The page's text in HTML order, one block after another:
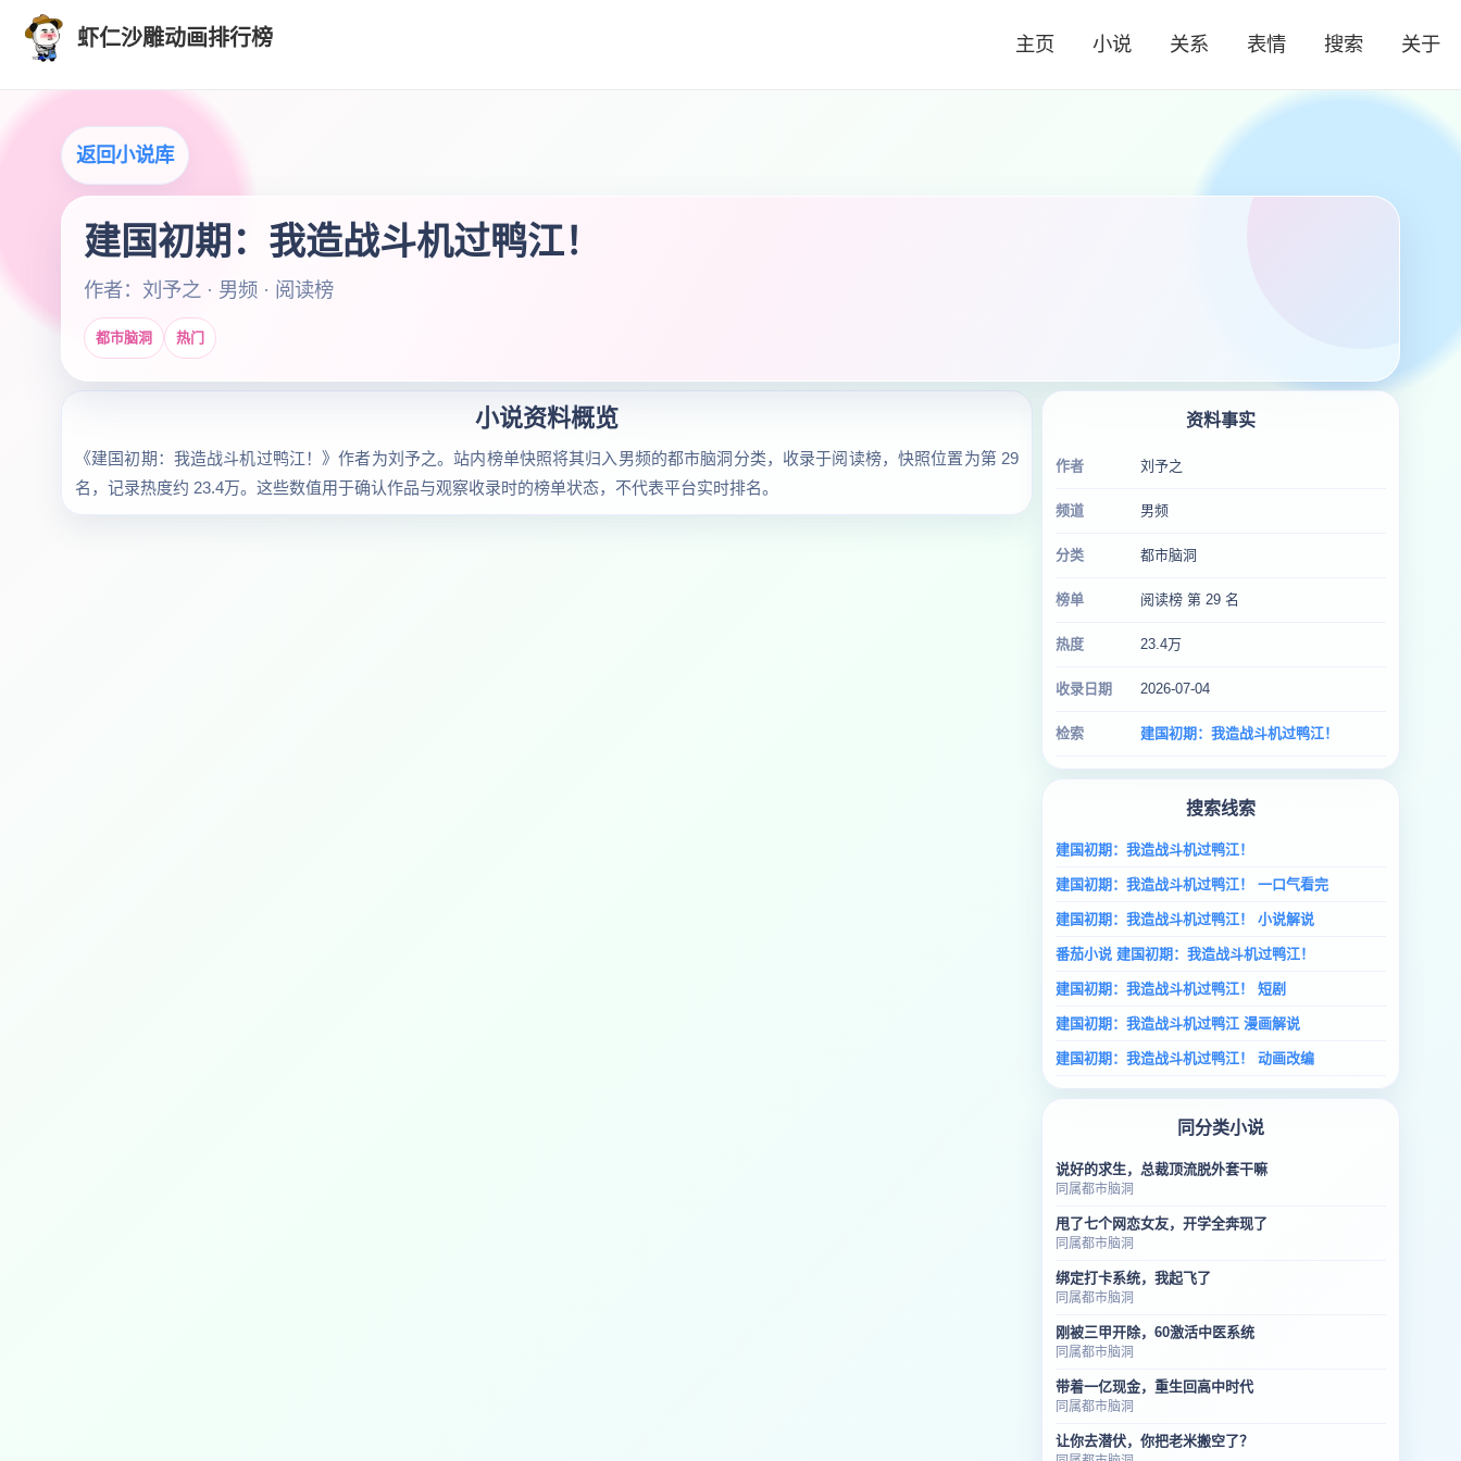
虾仁沙雕动画排行榜 主页 小说 关系 表情 搜索 关于
返回小说库
建国初期：我造战斗机过鸭江！
作者：刘予之 · 男频 · 阅读榜
都市脑洞 热门
小说资料概览
《建国初期：我造战斗机过鸭江！》作者为刘予之。站内榜单快照将其归入男频的都市脑洞分类，收录于阅读榜，快照位置为第 29
名，记录热度约 23.4万。这些数值用于确认作品与观察收录时的榜单状态，不代表平台实时排名。
资料事实
作者 刘予之
频道 男频
分类 都市脑洞
榜单 阅读榜 第 29 名
热度 23.4万
收录日期 2026-07-04
检索 建国初期：我造战斗机过鸭江！
搜索线索
建国初期：我造战斗机过鸭江！
建国初期：我造战斗机过鸭江！ 一口气看完
建国初期：我造战斗机过鸭江！ 小说解说
番茄小说 建国初期：我造战斗机过鸭江！
建国初期：我造战斗机过鸭江！ 短剧
建国初期：我造战斗机过鸭江 漫画解说
建国初期：我造战斗机过鸭江！ 动画改编
同分类小说
说好的求生，总裁顶流脱外套干嘛
同属都市脑洞
甩了七个网恋女友，开学全奔现了
同属都市脑洞
绑定打卡系统，我起飞了
同属都市脑洞
刚被三甲开除，60激活中医系统
同属都市脑洞
带着一亿现金，重生回高中时代
同属都市脑洞
让你去潜伏，你把老米搬空了？